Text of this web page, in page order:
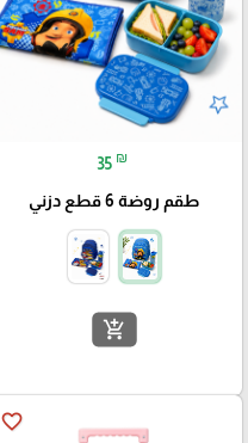
35 ₪
طقم روضة 6 قطع دزني
add_shopping_cart
favorite_border